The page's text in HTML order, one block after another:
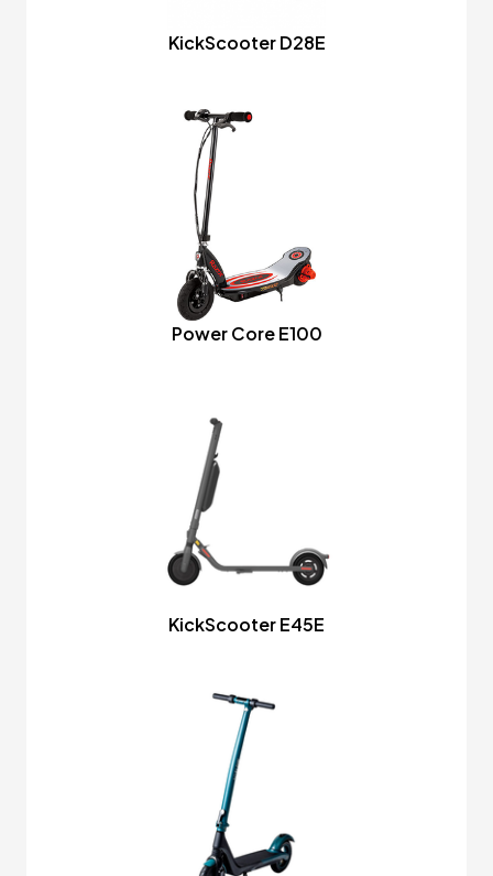
KickScooter D28E
Power Core E100
KickScooter E45E